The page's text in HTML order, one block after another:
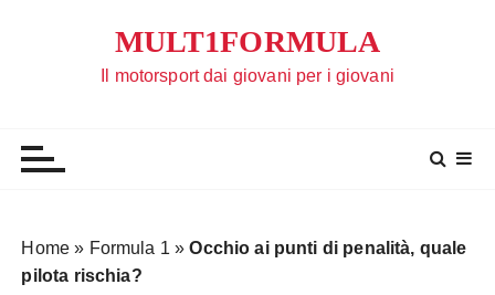
MULT1FORMULA
Il motorsport dai giovani per i giovani
Home » Formula 1 »Occhio ai punti di penalità, quale
pilota rischia?